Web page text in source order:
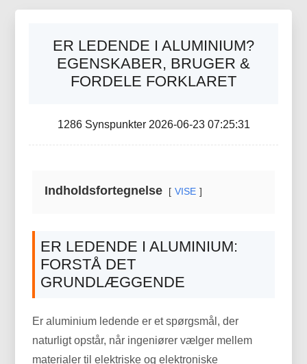
ER LEDENDE I ALUMINIUM?
EGENSKABER, BRUGER &
FORDELE FORKLARET
1286 Synspunkter 2026-06-23 07:25:31
Indholdsfortegnelse VISE
ER LEDENDE I ALUMINIUM:
FORSTÅ DET
GRUNDLÆGGENDE
Er aluminium ledende er et spørgsmål, der
naturligt opstår, når ingeniører vælger mellem
materialer til elektriske og elektroniske